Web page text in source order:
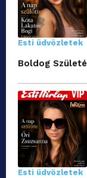
Esti üdvözletek
Boldog
Esti üdvözletek